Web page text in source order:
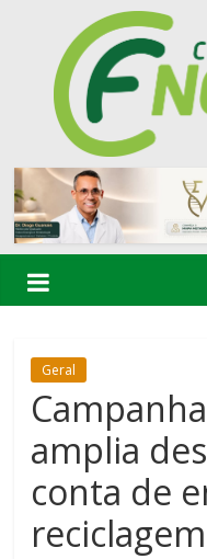
Geral
amplia
conta de
reciclagem